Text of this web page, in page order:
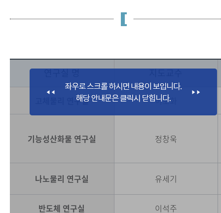
연구실 명 지도교수
고체물리 연구실 이보화
기능성산화물 연구실 정창욱
나노물리 연구실 유세기
반도체 연구실 이석주